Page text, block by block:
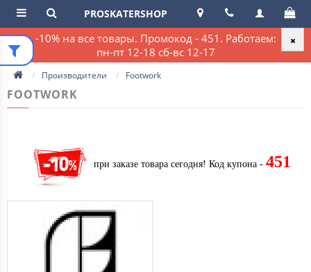
-10% на все товары. Промокод - 451. Работаем:
пн-пт 12-18 сб-вс 12-17
PROSKATERSHOP
Производители Footwork
FOOTWORK
при заказе товара сегодня! Код купона - 451